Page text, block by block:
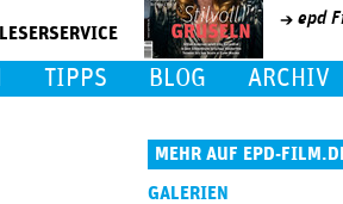
LESERSERVICE
epd
TIPPS BLOG ARCHIV
MEHR AUF EPD-
GALERIEN